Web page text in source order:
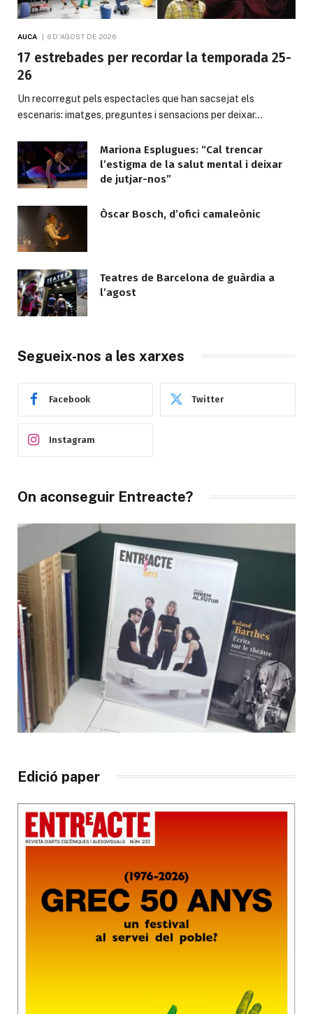
AUCA 6 D'AGOST DE 2026
17 estrebades per recordar la temporada 25-
26
Un recorregut pels espectacles que han sacsejat els
escenaris: imatges, preguntes i sensacions per deixar…
Mariona Esplugues: “Cal trencar
l’estigma de la salut mental i deixar
de jutjar-nos”
Òscar Bosch, d’ofici camaleònic
Teatres de Barcelona de guàrdia a
l’agost
Segueix-nos a les xarxes
Facebook Twitter
Instagram
On aconseguir Entreacte?
Edició paper